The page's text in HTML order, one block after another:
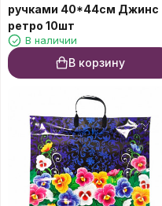
ручками 40*44см Джинс
ретро 10шт
В наличии
В корзину